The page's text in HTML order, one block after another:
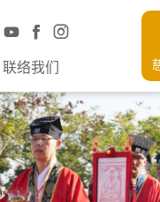
联络我们